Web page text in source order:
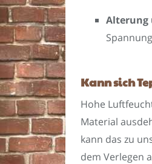
Alterung
Kann sich
Hohe
Material
kann das zu
dem Verlegen